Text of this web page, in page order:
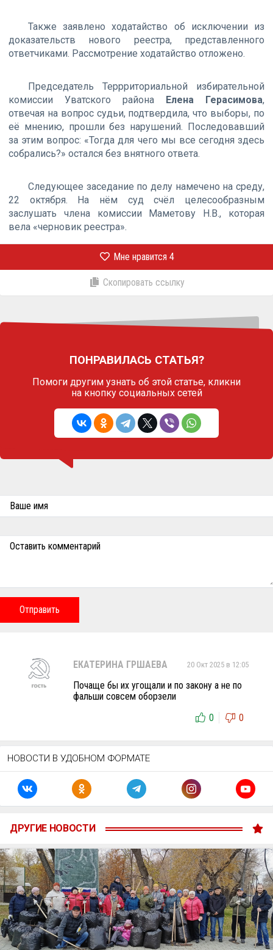
Также заявлено ходатайство об исключении из
доказательств нового реестра, представленного
ответчиками. Рассмотрение ходатайство отложено.
Председатель Террриториальной избирательной
комиссии Уватского района Елена Герасимова,
отвечая на вопрос судьи, подтвердила, что выборы, по
её мнению, прошли без нарушений. Последовавший
за этим вопрос: «Тогда для чего мы все сегодня здесь
собрались?» остался без внятного ответа.
Следующее заседание по делу намечено на среду,
22 октября. На нём суд счёл целесообразным
заслушать члена комиссии Маметову Н.В., которая
вела «черновик реестра».
Мне нравится 4
Скопировать ссылку
ПОНРАВИЛАСЬ СТАТЬЯ?
Помоги другим узнать об этой статье, кликни
на кнопку социальных сетей
Ваше имя
Оставить комментарий
Отправить
ЕКАТЕРИНА ГРШАЕВА 20 Окт 2025 в 12:05
Почаще бы их угощали и по закону а не по
фальши совсем оборзели
0
0
НОВОСТИ В УДОБНОМ ФОРМАТЕ
ДРУГИЕ НОВОСТИ